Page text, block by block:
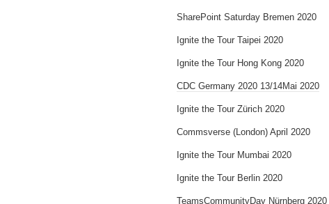
SharePoint Saturday Bremen 2020
Ignite the Tour Taipei 2020
Ignite the Tour Hong Kong 2020
CDC Germany 2020 13/14Mai 2020
Ignite the Tour Zürich 2020
Commsverse (London) April 2020
Ignite the Tour Mumbai 2020
Ignite the Tour Berlin 2020
TeamsCommunityDay Nürnberg 2020